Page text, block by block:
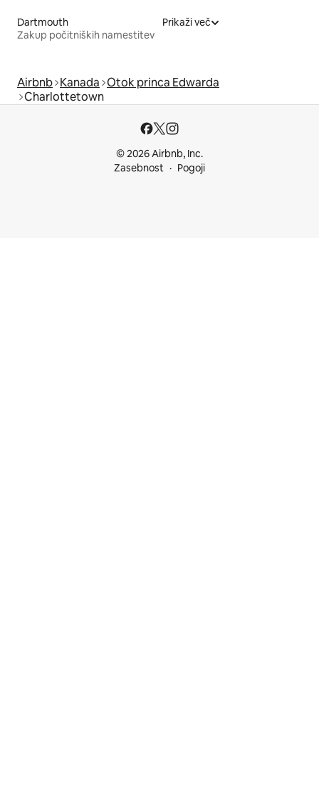
Dartmouth
Zakup počitniških namestitev
Prikaži več
Airbnb Kanada Otok princa Edwarda
Charlottetown
© 2026 Airbnb, Inc.
Zasebnost
Pogoji